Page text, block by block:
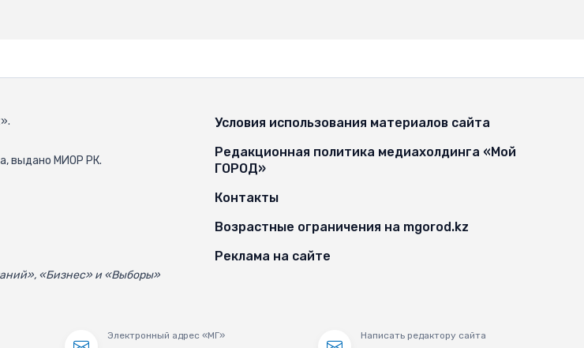
выдано МИОР РК.
«Бизнес» и «Выборы»
Условия использования материалов сайта
Редакционная политика медиахолдинга «Мой
ГОРОД»
Контакты
Возрастные ограничения на mgorod.kz
Реклама на сайте
Электронный адрес «МГ» Написать редактору сайта